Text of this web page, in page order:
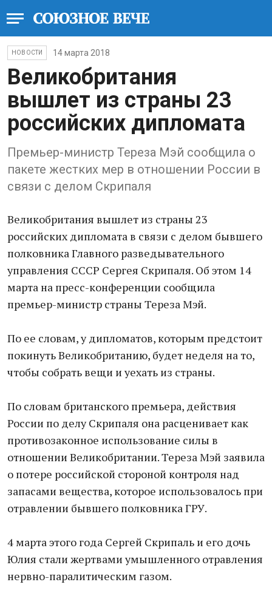
НОВОСТИ 14 марта 2018
Великобритания
вышлет из страны 23
российских дипломата
Премьер-министр Тереза Мэй сообщила о
пакете жестких мер в отношении России в
связи с делом Скрипаля
Великобритания вышлет из страны 23
российских дипломата в связи с делом бывшего
полковника Главного разведывательного
управления СССР Сергея Скрипаля. Об этом 14
марта на пресс-конференции сообщила
премьер-министр страны Тереза Мэй.
По ее словам, у дипломатов, которым предстоит
покинуть Великобританию, будет неделя на то,
чтобы собрать вещи и уехать из страны.
По словам британского премьера, действия
России по делу Скрипаля она расценивает как
противозаконное использование силы в
отношении Великобритании. Тереза Мэй заявила
о потере российской стороной контроля над
запасами вещества, которое использовалось при
отравлении бывшего полковника ГРУ.
4 марта этого года Сергей Скрипаль и его дочь
Юлия стали жертвами умышленного отравления
нервно-паралитическим газом.